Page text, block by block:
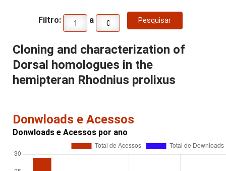
Filtro: a
Cloning and characterization of
Dorsal homologues in the
hemipteran Rhodnius prolixus
Donwloads e Acessos
Donwloads e Acessos por ano